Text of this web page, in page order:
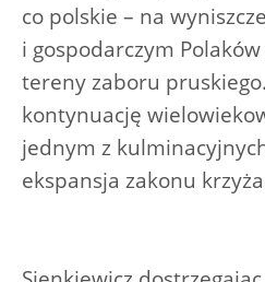
co polskie – na
i gospodarczym
tereny zaboru
kontynuację
jednym z
ekspansja zakonu